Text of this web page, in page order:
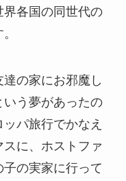
界各国の同世代の
の家にお邪魔し
う夢があったの
パ旅行でかなえ
に、ホストファ
の実家に行って